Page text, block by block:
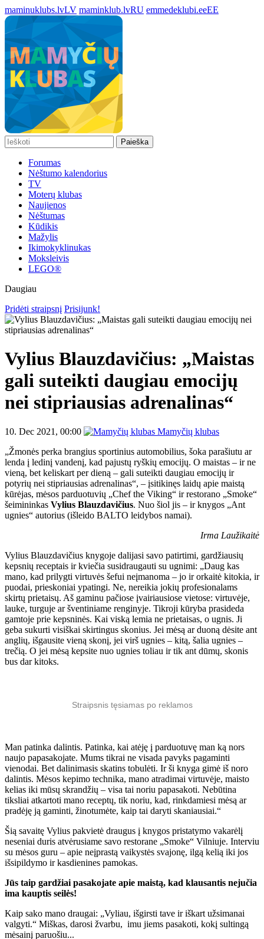
maminuklubs.lvLV maminklub.lvRU emmedeklubi.eeEE
Paieška
Forumas
Nėštumo kalendorius
TV
Moterų klubas
Naujienos
Nėštumas
Kūdikis
Mažylis
Ikimokyklinukas
Moksleivis
LEGO®
Daugiau
Pridėti straipsnį Prisijunk!
Vylius Blauzdavičius: „Maistas
gali suteikti daugiau emocijų
nei stipriausias adrenalinas“
10. Dec 2021, 00:00
Mamyčių klubas
„Žmonės perka brangius sportinius automobilius, šoka parašiutu ar
lenda į ledinį vandenį, kad pajustų ryškių emocijų. O maistas – ir ne
vieną, bet keliskart per dieną – gali suteikti daugiau emocijų ir
potyrių nei stipriausias adrenalinas“, – įsitikinęs laidų apie maistą
kūrėjas, mėsos parduotuvių „Chef the Viking“ ir restorano „Smoke“
šeimininkas Vylius Blauzdavičius. Nuo šiol jis – ir knygos „Ant
ugnies“ autorius (išleido BALTO leidybos namai).
Irma Laužikaitė
Vylius Blauzdavičius knygoje dalijasi savo patirtimi, gardžiausių
kepsnių receptais ir kviečia susidraugauti su ugnimi: „Daug kas
mano, kad prilygti virtuvės šefui neįmanoma – jo ir orkaitė kitokia, ir
puodai, prieskoniai ypatingi. Ne, nereikia jokių profesionalams
skirtų prietaisų. Aš gaminu pačiose įvairiausiose vietose: virtuvėje,
lauke, turguje ar šventiniame renginyje. Tikroji kūryba prasideda
gamtoje prie kepsninės. Kai viską lemia ne prietaisas, o ugnis. Ji
geba sukurti visiškai skirtingus skonius. Jei mėsą ar duoną dėsite ant
anglių, išgausite vieną skonį, jei virš ugnies – kitą, šalia ugnies –
trečią. O jei mėsą kepsite nuo ugnies toliau ir tik ant dūmų, skonis
bus dar kitoks.
Straipsnis tęsiamas po reklamos
Man patinka dalintis. Patinka, kai atėję į parduotuvę man ką nors
naujo papasakojate. Mums tikrai ne visada pavyks pagaminti
vienodai. Bet dalinimasis skatins tobulėti. Ir ši knyga gimė iš noro
dalintis. Mėsos kepimo technika, mano atradimai virtuvėje, maisto
kelias iki mūsų skrandžių – visa tai noriu papasakoti. Nebūtina
tiksliai atkartoti mano receptų, tik noriu, kad, rinkdamiesi mėsą ar
pradėję ją gaminti, žinotumėte, kaip tai daryti skaniausiai.“
Šią savaitę Vylius pakvietė draugus į knygos pristatymo vakarėlį
neseniai duris atvėrusiame savo restorane „Smoke“ Vilniuje. Interviu
su mėsos guru – apie neįprastą vaikystės svajonę, ilgą kelią iki jos
išsipildymo ir kasdienines pamokas.
Jūs taip gardžiai pasakojate apie maistą, kad klausantis nejučia
ima kauptis seilės!
Kaip sako mano draugai: „Vyliau, išgirsti tave ir iškart užsimanai
valgyti.“ Miškas, darosi žvarbu, imu jiems pasakoti, kokį sultingą
mėsainį paruošiu...